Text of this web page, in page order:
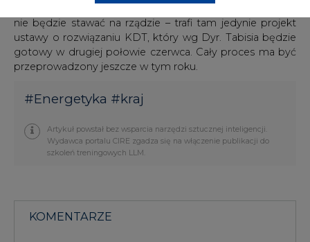
wypadku pełnej zgody wszystkich resortów, koncepcja
nie będzie stawać na rządzie – trafi tam jedynie projekt
ustawy o rozwiązaniu KDT, który wg Dyr. Tabisia będzie
gotowy w drugiej połowie czerwca. Cały proces ma być
przeprowadzony jeszcze w tym roku.
#Energetyka #kraj
Artykuł powstał bez wsparcia narzędzi sztucznej inteligencji.
Wydawca portalu CIRE zgadza się na włączenie publikacji do
szkoleń treningowych LLM.
KOMENTARZE